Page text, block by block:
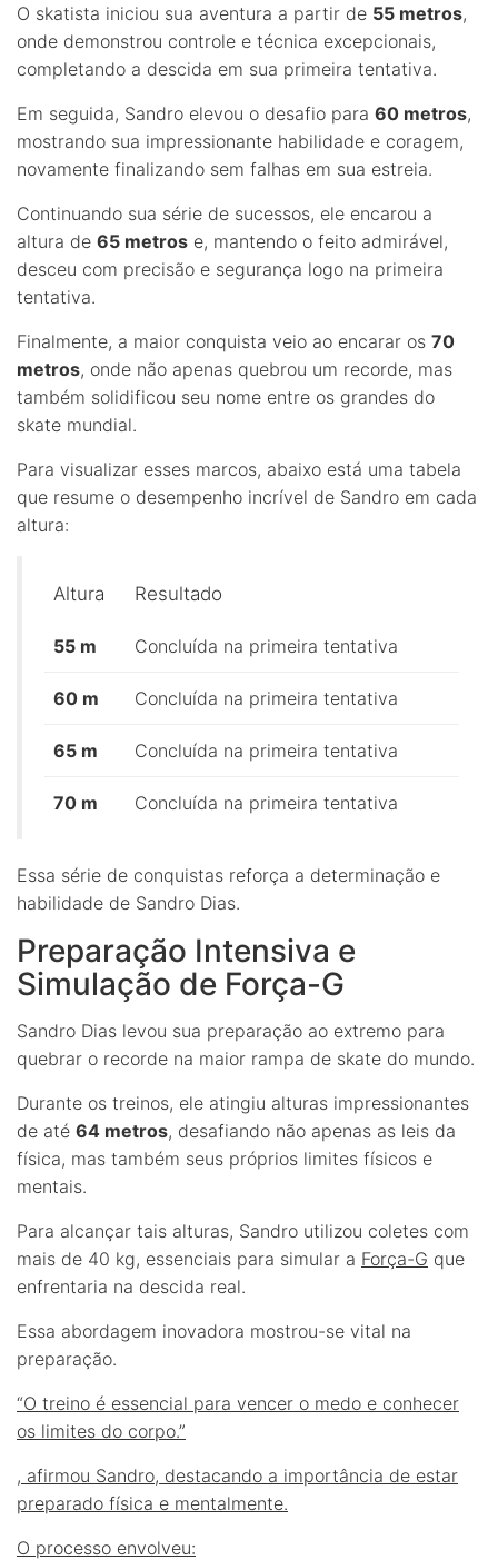
O skatista iniciou sua aventura a partir de 55 metros,
onde demonstrou controle e técnica excepcionais,
completando a descida em sua primeira tentativa.
Em seguida, Sandro elevou o desafio para 60 metros,
mostrando sua impressionante habilidade e coragem,
novamente finalizando sem falhas em sua estreia.
Continuando sua série de sucessos, ele encarou a
altura de 65 metros e, mantendo o feito admirável,
desceu com precisão e segurança logo na primeira
tentativa.
Finalmente, a maior conquista veio ao encarar os 70
metros, onde não apenas quebrou um recorde, mas
também solidificou seu nome entre os grandes do
skate mundial.
Para visualizar esses marcos, abaixo está uma tabela
que resume o desempenho incrível de Sandro em cada
altura:
Altura Resultado
55 m Concluída na primeira tentativa
60 m Concluída na primeira tentativa
65 m Concluída na primeira tentativa
70 m Concluída na primeira tentativa
Essa série de conquistas reforça a determinação e
habilidade de Sandro Dias.
Preparação Intensiva e
Simulação de Força-G
Sandro Dias levou sua preparação ao extremo para
quebrar o recorde na maior rampa de skate do mundo.
Durante os treinos, ele atingiu alturas impressionantes
de até 64 metros, desafiando não apenas as leis da
física, mas também seus próprios limites físicos e
mentais.
Para alcançar tais alturas, Sandro utilizou coletes com
mais de 40 kg, essenciais para simular a Força-G que
enfrentaria na descida real.
Essa abordagem inovadora mostrou-se vital na
preparação.
“O treino é essencial para vencer o medo e conhecer
os limites do corpo.”
, afirmou Sandro, destacando a importância de estar
preparado física e mentalmente.
O processo envolveu: